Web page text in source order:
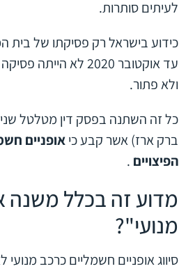
לעיתים סותרות.
כידוע בישראל רק פסיקתו של בית
עד אוקטובר 2020
ולא פתור.
כל זה השתנה בפסק דין מטלטל
ברק ארז) אשר קבע כיאופניים
הפיצויים .
מדוע זה בכלל משנה
מנועי"?
סיווג אופניים חשמליים כרכב